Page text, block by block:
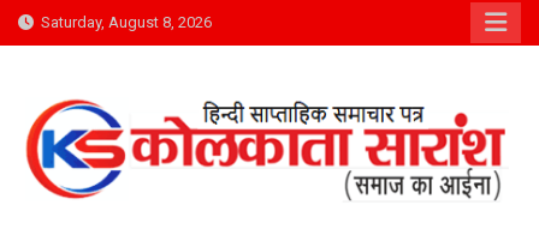
Skip
to
Saturday, August 8, 2026